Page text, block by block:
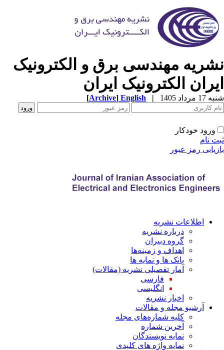
مهندسی برق و الکترونیک
الکترونیک ایران
مرداد 1405 |
English
[Archive]
ورود خودکار
نام
رمز عبور
اطلاعات نشریه
درباره نشریه
گروه دبیران
اهداف و زمینه‌ها
بانک ها و نمایه ها
آمار تفصیلی نشریه (مقالات)
فارسی
انگلیسی
اخبار نشریه
آرشیو مجله و مقالات
کلیه شماره‌های مجله
آخرین شماره
نمایه نویسندگان
نمایه واژه های کلیدی